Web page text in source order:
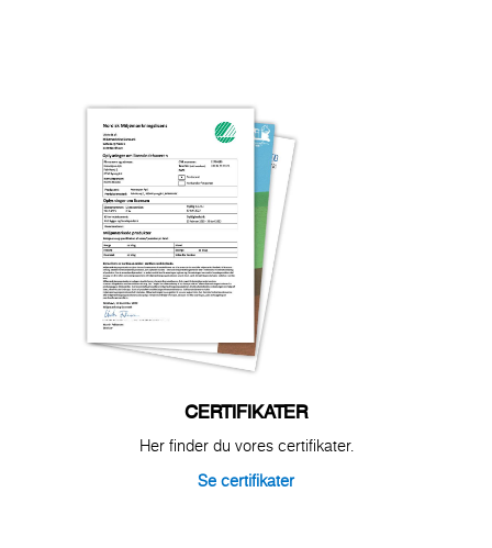
CERTIFIKATER
Her finder du vores certifikater.
Se certifikater